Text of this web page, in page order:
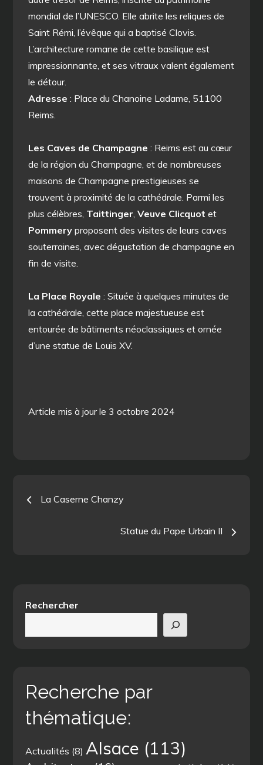
mondial de l’UNESCO. Elle abrite les reliques de
Saint Rémi, l’évêque qui a baptisé Clovis.
L’architecture romane de cette basilique est
impressionnante, et ses vitraux valent également
le détour.
Adresse : Place du Chanoine Ladame, 51100
Reims.
Les Caves de Champagne : Reims est au cœur
de la région du Champagne, et de nombreuses
maisons de Champagne prestigieuses se
trouvent à proximité de la cathédrale. Parmi les
plus célèbres, Taittinger,Veuve Clicquot et
Pommery proposent des visites de leurs caves
souterraines, avec dégustation de champagne en
fin de visite.
La Place Royale : Située à quelques minutes de
la cathédrale, cette place majestueuse est
entourée de bâtiments néoclassiques et ornée
d’une statue de Louis XV.
Article mis à jour le 3 octobre 2024
Navigation
La Caserne Chanzy
Statue du Pape Urbain II
Rechercher
Recherche par
thématique:
Actualités (8) Alsace (113)